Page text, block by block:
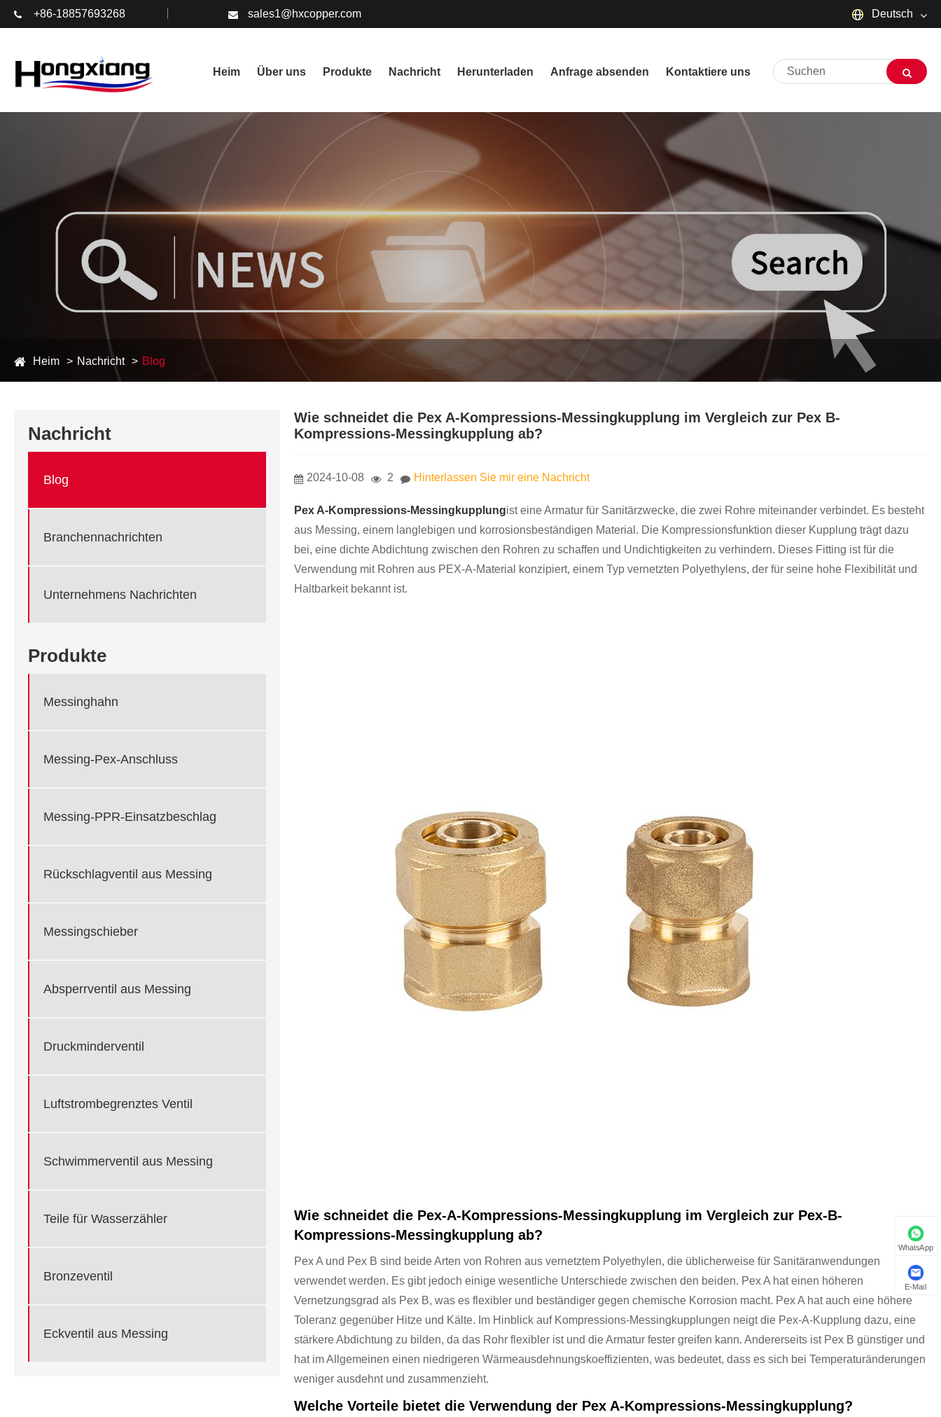
+86-18857693268 sales1@hxcopper.com Deutsch
שפה עברית
O'zbek
Italiano
Polski
Svenska
český
ελληνικά
Latine
Heim Über uns Produkte Nachricht Herunterladen Anfrage absenden Kontaktiere uns
Heim Nachricht Blog
Nachricht
Blog
Branchennachrichten
Unternehmens Nachrichten
Produkte
Messinghahn
Messing-Pex-Anschluss
Messing-PPR-Einsatzbeschlag
Rückschlagventil aus Messing
Messingschieber
Absperrventil aus Messing
Druckminderventil
Luftstrombegrenztes Ventil
Schwimmerventil aus Messing
Teile für Wasserzähler
Bronzeventil
Eckventil aus Messing
Wie schneidet die Pex A-Kompressions-Messingkupplung im Vergleich zur Pex B-
Kompressions-Messingkupplung ab?
2024-10-08 2 Hinterlassen Sie mir eine Nachricht
Pex A-Kompressions-Messingkupplungist eine Armatur für Sanitärzwecke, die zwei Rohre miteinander verbindet. Es besteht
aus Messing, einem langlebigen und korrosionsbeständigen Material. Die Kompressionsfunktion dieser Kupplung trägt dazu
bei, eine dichte Abdichtung zwischen den Rohren zu schaffen und Undichtigkeiten zu verhindern. Dieses Fitting ist für die
Verwendung mit Rohren aus PEX-A-Material konzipiert, einem Typ vernetzten Polyethylens, der für seine hohe Flexibilität und
Haltbarkeit bekannt ist.
Wie schneidet die Pex-A-Kompressions-Messingkupplung im Vergleich zur Pex-B-
Kompressions-Messingkupplung ab?
Pex A und Pex B sind beide Arten von Rohren aus vernetztem Polyethylen, die üblicherweise für Sanitäranwendungen
verwendet werden. Es gibt jedoch einige wesentliche Unterschiede zwischen den beiden. Pex A hat einen höheren
Vernetzungsgrad als Pex B, was es flexibler und beständiger gegen chemische Korrosion macht. Pex A hat auch eine höhere
Toleranz gegenüber Hitze und Kälte. Im Hinblick auf Kompressions-Messingkupplungen neigt die Pex-A-Kupplung dazu, eine
stärkere Abdichtung zu bilden, da das Rohr flexibler ist und die Armatur fester greifen kann. Andererseits ist Pex B günstiger und
hat im Allgemeinen einen niedrigeren Wärmeausdehnungskoeffizienten, was bedeutet, dass es sich bei Temperaturänderungen
weniger ausdehnt und zusammenzieht.
Welche Vorteile bietet die Verwendung der Pex A-Kompressions-Messingkupplung?
WhatsApp
E-Mail